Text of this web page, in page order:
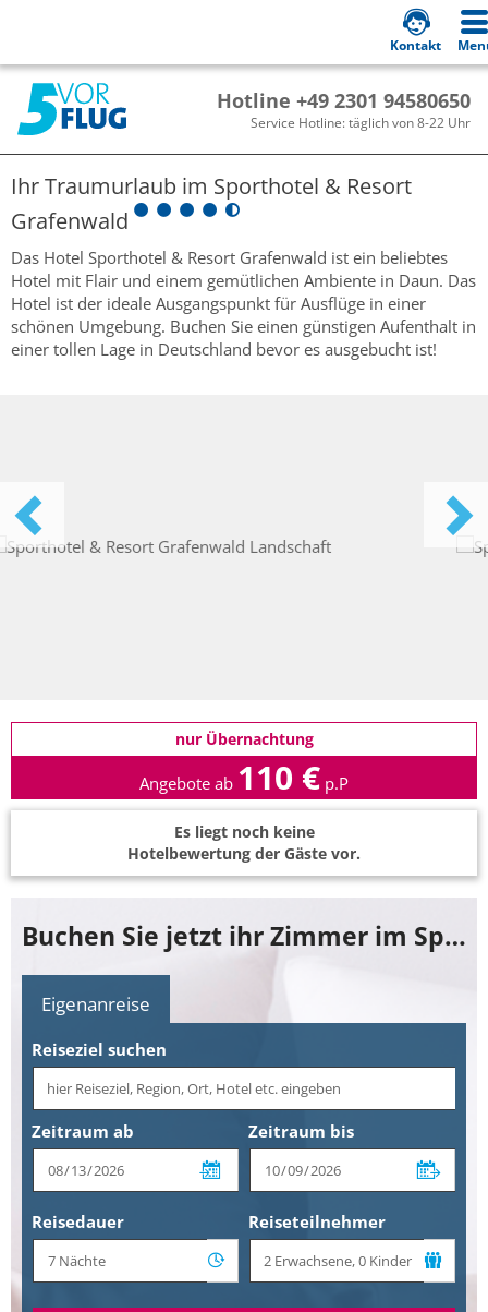
Hotline +49 2301 94580650
Service Hotline: täglich von 8-22 Uhr
Kontakt
Ihr Traumurlaub im Sporthotel & Resort
Grafenwald
Das Hotel Sporthotel & Resort Grafenwald ist ein beliebtes
Hotel mit Flair und einem gemütlichen Ambiente in Daun. Das
Hotel ist der ideale Ausgangspunkt für Ausflüge in einer
schönen Umgebung. Buchen Sie einen günstigen Aufenthalt in
einer tollen Lage in Deutschland bevor es ausgebucht ist!
nur Übernachtung
Angebote ab 110 € p.P
Es liegt noch keine
Hotelbewertung der Gäste vor.
Buchen Sie jetzt ihr Zimmer im Sporthotel & Resort Grafenwald
Eigenanreise
Reiseziel suchen
Zeitraum ab Zeitraum bis
Reisedauer Reiseteilnehmer